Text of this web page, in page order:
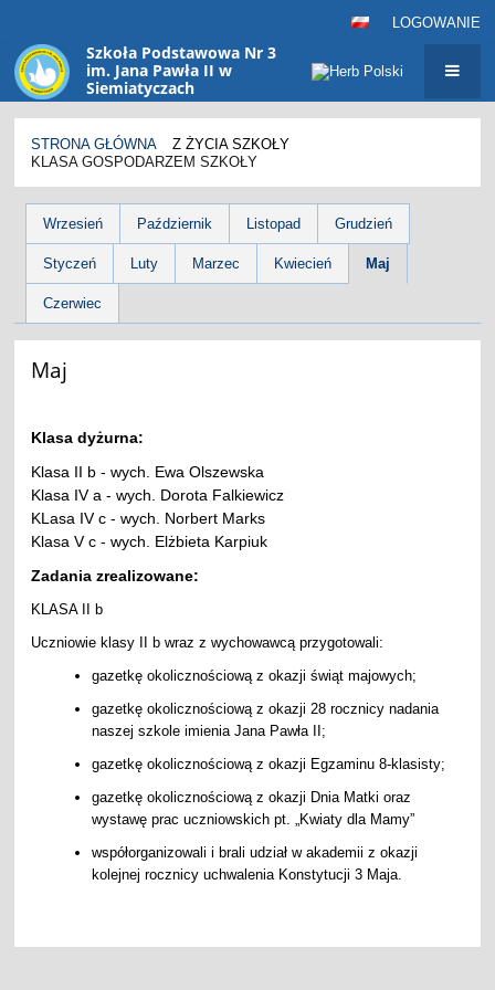
LOGOWANIE
Szkoła Podstawowa Nr 3
im. Jana Pawła II w
Siemiatyczach
sp3@siemiatycze.eu
STRONA GŁÓWNA
Z ŻYCIA SZKOŁY
KLASA GOSPODARZEM SZKOŁY
Klasa
gospodarzem
szkoły
Wrzesień Październik Listopad Grudzień
Styczeń Luty Marzec Kwiecień Maj
Czerwiec
Maj
Klasa dyżurna:
Klasa II b - wych. Ewa Olszewska
Klasa IV a - wych. Dorota Falkiewicz
KLasa IV c - wych. Norbert Marks
Klasa V c - wych. Elżbieta Karpiuk
Zadania zrealizowane:
KLASA II b
Uczniowie klasy II b wraz z wychowawcą przygotowali:
gazetkę okolicznościową z okazji świąt majowych;
gazetkę okolicznościową z okazji 28 rocznicy nadania
naszej szkole imienia Jana Pawła II;
gazetkę okolicznościową z okazji Egzaminu 8-klasisty;
gazetkę okolicznościową z okazji Dnia Matki oraz
wystawę prac uczniowskich pt. „Kwiaty dla Mamy”
współorganizowali i brali udział w akademii z okazji
kolejnej rocznicy uchwalenia Konstytucji 3 Maja.